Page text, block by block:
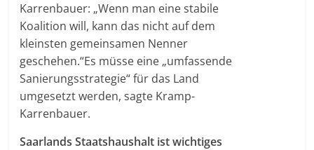
Karrenbauer: „Wenn man eine stabile
Koalition will, kann das nicht auf dem
kleinsten gemeinsamen Nenner
geschehen.“Es müsse eine „umfassende
Sanierungsstrategie“ für das Land
umgesetzt werden, sagte Kramp-
Karrenbauer.
Saarlands Staatshaushalt ist wichtiges